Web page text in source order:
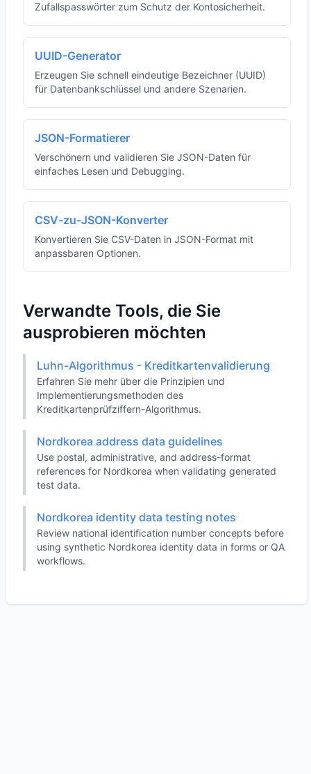
Zufallspasswörter zum Schutz der Kontosicherheit.
UUID-Generator
Erzeugen Sie schnell eindeutige Bezeichner (UUID)
für Datenbankschlüssel und andere Szenarien.
JSON-Formatierer
Verschönern und validieren Sie JSON-Daten für
einfaches Lesen und Debugging.
CSV-zu-JSON-Konverter
Konvertieren Sie CSV-Daten in JSON-Format mit
anpassbaren Optionen.
Verwandte Tools, die Sie
ausprobieren möchten
Luhn-Algorithmus - Kreditkartenvalidierung
Erfahren Sie mehr über die Prinzipien und
Implementierungsmethoden des
Kreditkartenprüfziffern-Algorithmus.
Nordkorea address data guidelines
Use postal, administrative, and address-format
references for Nordkorea when validating generated
test data.
Nordkorea identity data testing notes
Review national identification number concepts before
using synthetic Nordkorea identity data in forms or QA
workflows.